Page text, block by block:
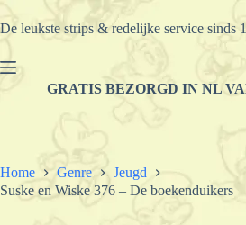
Ga
naar
De leukste strips & redelijke service sinds
GRATIS BEZORGD IN NL
Home Genre
Jeugd
Suske en Wiske 376 – De boekenduikers